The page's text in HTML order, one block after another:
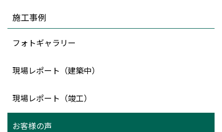
施工事例
フォトギャラリー
現場レポート（建築中）
現場レポート（竣工）
お客様の声